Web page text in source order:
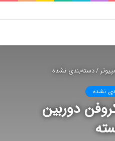
پوسته
/دسته‌بندی نشده
نشده
دوربین